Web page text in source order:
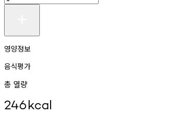
영양정보
음식평가
총 열량
246kcal